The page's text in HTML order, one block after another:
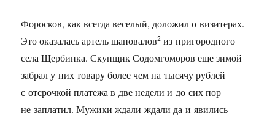
Форосков, как всегда веселый, доложил о визитерах.
Это оказалась артель шаповалов2 из пригородного
села Щербинка. Скупщик Содомгоморов еще зимой
забрал у них товару более чем на тысячу рублей
с отсрочкой платежа в две недели и до сих пор
не заплатил. Мужики ждали-ждали да и явились